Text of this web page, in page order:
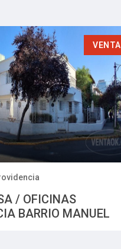
VENTA
/ OFICINAS
BARRIO MANUEL